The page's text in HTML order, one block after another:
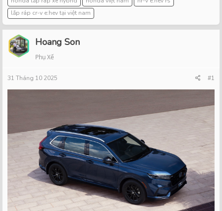
r
e
a
d
s
t
r
a
r
t
a
g
lắp ráp cr-v e:hev tại việt nam
Hoang Son
Phụ Xế
31 Tháng 10 2025 #1